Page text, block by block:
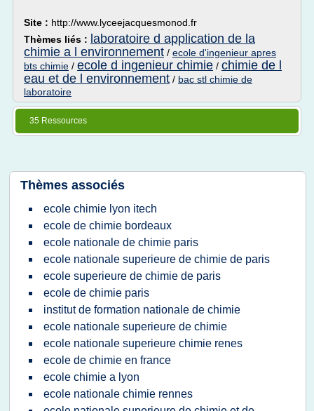
Site : http://www.lyceejacquesmonod.fr
Thèmes liés : laboratoire d application de la
chimie a l environnement / ecole d'ingenieur apres
bts chimie / ecole d ingenieur chimie / chimie de l
eau et de l environnement / bac stl chimie de
laboratoire
35 Ressources
Thèmes associés
ecole chimie lyon itech
ecole de chimie bordeaux
ecole nationale de chimie paris
ecole nationale superieure de chimie de paris
ecole superieure de chimie de paris
ecole de chimie paris
institut de formation nationale de chimie
ecole nationale superieure de chimie
ecole nationale superieure chimie renes
ecole de chimie en france
ecole chimie a lyon
ecole nationale chimie rennes